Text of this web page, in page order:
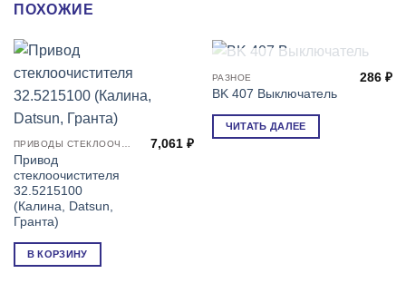
ПОХОЖИЕ
ПРИВОДЫ СТЕКЛООЧИСТИТЕЛЕЙ
Привод
стеклоочистителя
32.5215100
(Калина, Datsun,
Гранта)
7,061₽
В КОРЗИНУ
НЕТ В НАЛИЧИИ
РАЗНОЕ
BK 407 Выключатель
286₽
ЧИТАТЬ ДАЛЕЕ